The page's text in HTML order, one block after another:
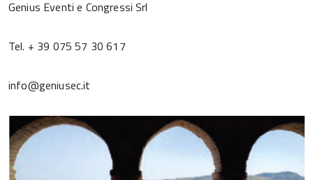
Genius Eventi e Congressi Srl
Tel. + 39 075 57 30 617
info@geniusec.it